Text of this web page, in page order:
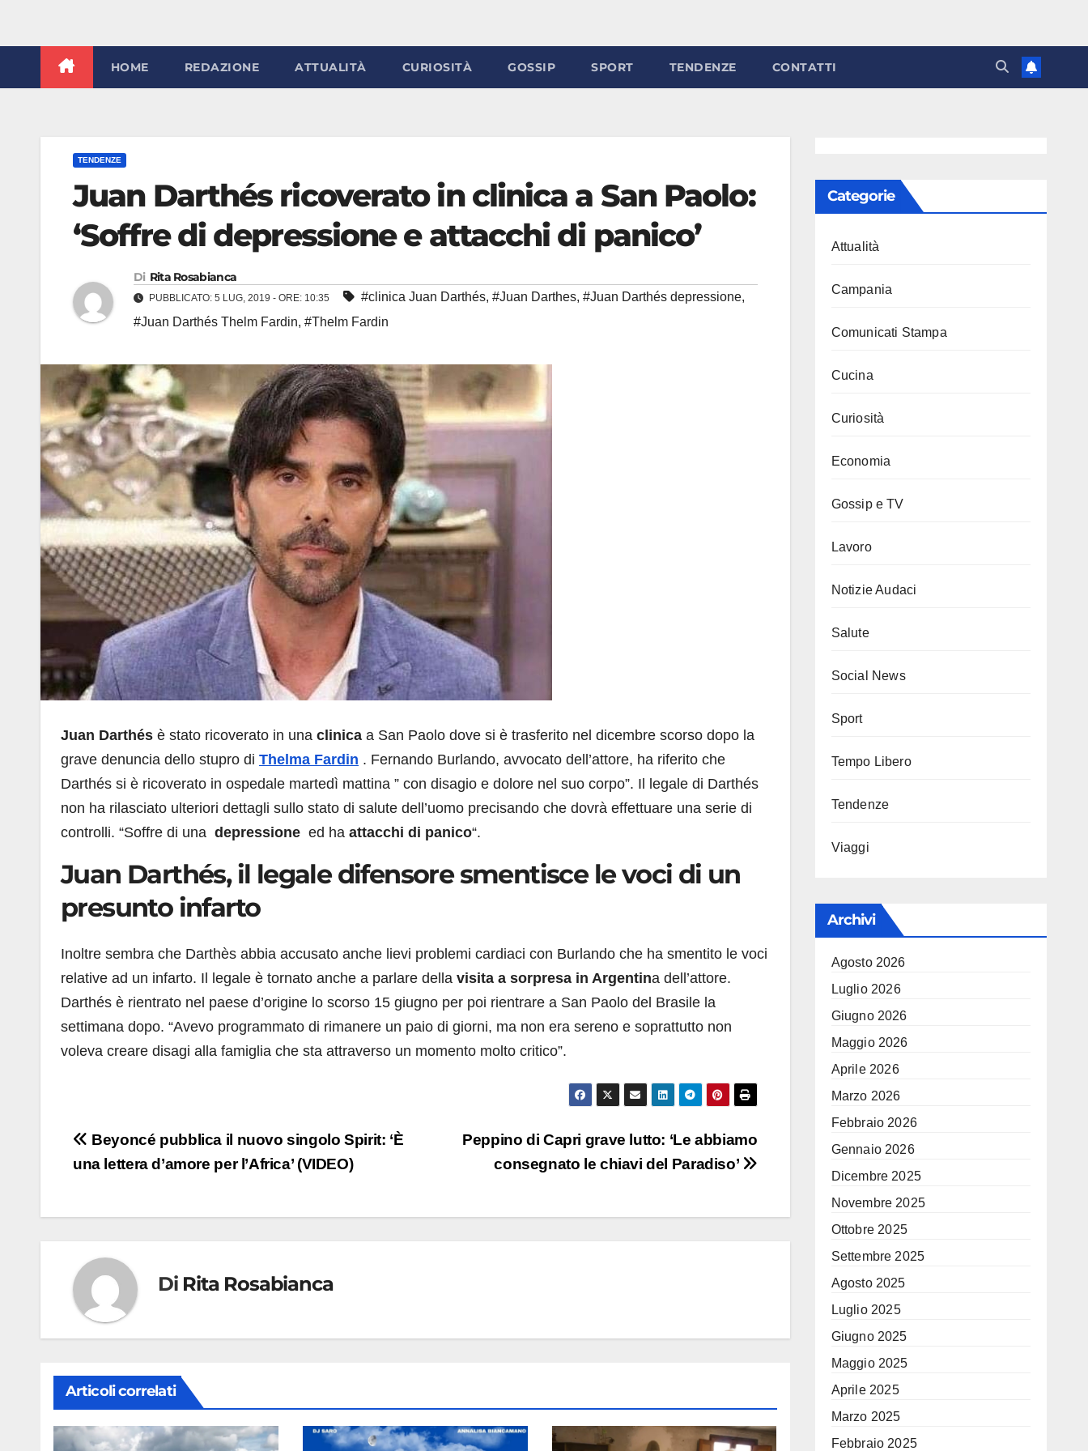
HOME REDAZIONE ATTUALITÀ CURIOSITÀ GOSSIP SPORT TENDENZE CONTATTI
TENDENZE
Juan Darthés ricoverato in clinica a San Paolo:
‘Soffre di depressione e attacchi di panico’
Di Rita Rosabianca
PUBBLICATO: 5 LUG, 2019 - ORE: 10:35 #clinica Juan Darthés, #Juan Darthes, #Juan Darthés depressione,
#Juan Darthés Thelm Fardin, #Thelm Fardin
Juan Darthés è stato ricoverato in una clinica a San Paolo dove si è trasferito nel dicembre scorso dopo la
grave denuncia dello stupro di Thelma Fardin . Fernando Burlando, avvocato dell’attore, ha riferito che
Darthés si è ricoverato in ospedale martedì mattina ” con disagio e dolore nel suo corpo”. Il legale di Darthés
non ha rilasciato ulteriori dettagli sullo stato di salute dell’uomo precisando che dovrà effettuare una serie di
controlli. “Soffre di una depressione ed ha attacchi di panico“.
Juan Darthés, il legale difensore smentisce le voci di un
presunto infarto
Inoltre sembra che Darthès abbia accusato anche lievi problemi cardiaci con Burlando che ha smentito le voci
relative ad un infarto. Il legale è tornato anche a parlare della visita a sorpresa in Argentina dell’attore.
Darthés è rientrato nel paese d’origine lo scorso 15 giugno per poi rientrare a San Paolo del Brasile la
settimana dopo. “Avevo programmato di rimanere un paio di giorni, ma non era sereno e soprattutto non
voleva creare disagi alla famiglia che sta attraverso un momento molto critico”.
Navigazione
articoli
Peppino di Capri grave lutto: ‘Le abbiamo
consegnato le chiavi del Paradiso’
Beyoncé pubblica il nuovo singolo Spirit: ‘È
una lettera d’amore per l’Africa’ (VIDEO)
Di Rita Rosabianca
Articoli correlati
Categorie
Attualità
Campania
Comunicati Stampa
Cucina
Curiosità
Economia
Gossip e TV
Lavoro
Notizie Audaci
Salute
Social News
Sport
Tempo Libero
Tendenze
Viaggi
Archivi
Agosto 2026
Luglio 2026
Giugno 2026
Maggio 2026
Aprile 2026
Marzo 2026
Febbraio 2026
Gennaio 2026
Dicembre 2025
Novembre 2025
Ottobre 2025
Settembre 2025
Agosto 2025
Luglio 2025
Giugno 2025
Maggio 2025
Aprile 2025
Marzo 2025
Febbraio 2025